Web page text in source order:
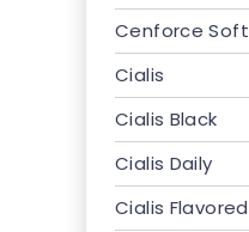
Cenforce Soft
Cialis
Cialis Black
Cialis Daily
Cialis Flavored